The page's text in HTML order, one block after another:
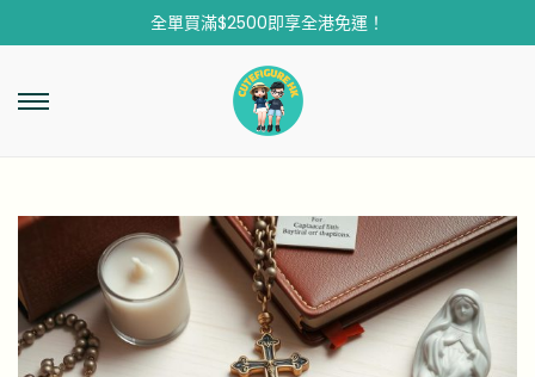
全單買滿$2500即享全港免運！